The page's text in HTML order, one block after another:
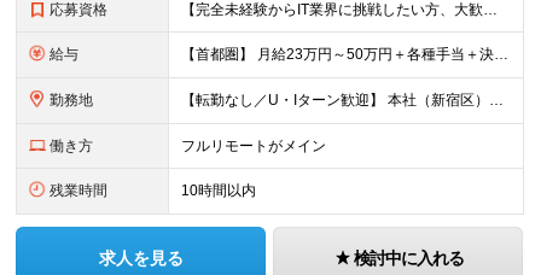
応募資格 【完全未経験からIT業界に挑戦したい方、大歓迎！】 ●応募年齢制限：34歳まで（若年層の長期キャリア形成を図るため） ★学歴不問・転職回数不問 ★第二新卒・社会人デビューOK 【こんな方を求めていま
給与 【首都圏】 月給23万円～50万円＋各種手当＋決算賞与 【大阪】 月給22万円～50万円＋各種手当＋決算賞与 【愛知】 月給21.5万円～50万円＋各種手当＋決算賞与 【福岡・宮城】 月給20万
勤務地 【転勤なし／U・Iターン歓迎】 本社（新宿区）、大阪支店、名古屋支店または東京都・神奈川県・千葉県・埼玉県・愛知県・大阪府・福岡県をはじめ、全国のプロジェクト先 ※ご希望を最大限考慮して配属先を決定
働き方 フルリモートがメイン
残業時間 10時間以内
求人を見る 検討中に入れる